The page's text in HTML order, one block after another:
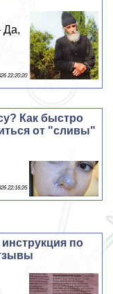
Да,
22:20:20
Как быстро
от "сливы"
22:16:26
по